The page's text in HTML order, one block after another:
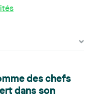
des chefs
dans son